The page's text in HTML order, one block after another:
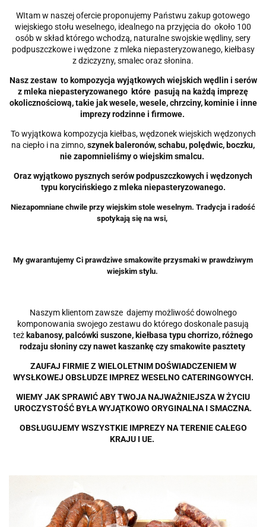
WItam w naszej ofercie proponujemy Państwu zakup gotowego
wiejskiego stołu weselnego, idealnego na przyjęcia do około 100
osób w skład którego wchodzą, naturalne swojskie wędliny, sery
podpuszczkowe i wędzone z mleka niepasteryzowanego, kiełbasy
z dziczyzny, smalec oraz słonina.
Nasz zestaw to kompozycja wyjątkowych wiejskich wędlin i serów
z mleka niepasteryzowanego które pasują na każdą imprezę
okolicznościową, takie jak wesele, wesele, chrzciny, kominie i inne
imprezy rodzinne i firmowe.
To wyjątkowa kompozycja kiełbas, wędzonek wiejskich wędzonych
na ciepło i na zimno,szynek baleronów, schabu, polędwic, boczku,
nie zapomnieliśmy o wiejskim smalcu.
Oraz wyjątkowo pysznych serów podpuszczkowych i wędzonych
typu korycińskiego z mleka niepasteryzowanego.
Niezapomniane chwile przy wiejskim stole weselnym. Tradycja i radość
spotykają się na wsi,
My gwarantujemy Ci prawdziwe smakowite przysmaki w prawdziwym
wiejskim stylu.
Naszym klientom zawsze dajemy możliwość dowolnego
komponowania swojego zestawu do którego doskonale pasują
teżkabanosy, palcówki suszone, kiełbasa typu chorrizo, różnego
rodzaju słoniny czy nawet kaszankę czy smakowite pasztety
ZAUFAJ FIRMIE Z WIELOLETNIM DOŚWIADCZENIEM W
WYSŁKOWEJ OBSŁUDZE IMPREZ WESELNO CATERINGOWYCH.
WIEMY JAK SPRAWIĆ ABY TWOJA NAJWAŻNIEJSZA W ŻYCIU
UROCZYSTOŚĆ BYŁA WYJĄTKOWO ORYGINALNA I SMACZNA.
OBSŁUGUJEMY WSZYSTKIE IMPREZY NA TERENIE CAŁEGO
KRAJU I UE.